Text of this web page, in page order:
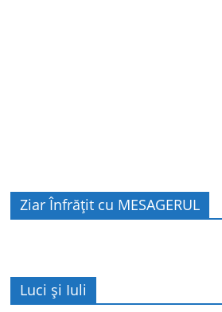
Ziar Înfrățit cu MESAGERUL
Luci și Iuli